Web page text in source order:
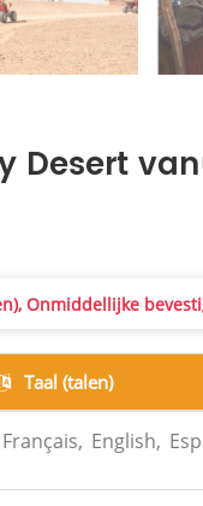
Desert
Onmiddellijke
Taal (talen)
Français, English,